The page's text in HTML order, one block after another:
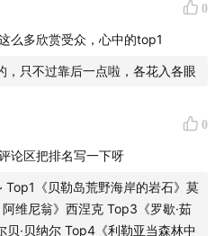
0
么多欣赏受众，心中的top1
，只不过靠后一点啦，各花入各眼
0
论区把排名写一下呀
Top1《贝勒岛荒野海岸的岩石》莫
维尼翁》西涅克 Top3《罗歇·茹
贝·贝纳尔 Top4《利勒亚当森林中